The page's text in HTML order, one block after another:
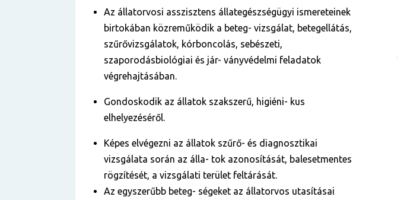
Az állatorvosi asszisztens állategészségügyi ismereteinek
birtokában közreműködik a beteg- vizsgálat, betegellátás,
szűrővizsgálatok, kórboncolás, sebészeti,
szaporodásbiológiai és jár- ványvédelmi feladatok
végrehajtásában.
Gondoskodik az állatok szakszerű, higiéni- kus
elhelyezéséről.
Képes elvégezni az állatok szűrő- és diagnosztikai
vizsgálata során az álla- tok azonosítását, balesetmentes
rögzítését, a vizsgálati terület feltárását.
Az egyszerűbb beteg- ségeket az állatorvos utasításai